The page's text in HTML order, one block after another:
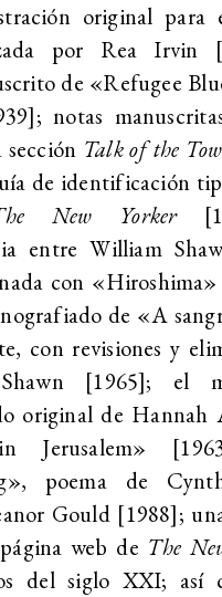
original para
por Rea Irvin
de «Refugee
notas
Talk of the
de identificación
New Yorker
entre William
con
de «A
con revisiones y
[1965]; el
original de Hannah
Jerusalem»
poema de
Gould [1988];
web de The
del siglo XXI; así